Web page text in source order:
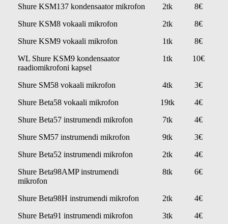
Shure KSM137 kondensaator mikrofon 2tk
8€
Shure KSM8 vokaali mikrofon
2tk
8€
Shure KSM9 vokaali mikrofon
1tk
8€
WL Shure KSM9 kondensaator
raadiomikrofoni kapsel
1tk 10€
Shure SM58 vokaali mikrofon 4tk
3€
Shure Beta58 vokaali mikrofon
19tk
4€
Shure Beta57 instrumendi mikrofon
7tk
4€
Shure SM57 instrumendi mikrofon
9tk
3€
Shure Beta52 instrumendi mikrofon
2tk
4€
Shure Beta98AMP instrumendi
mikrofon
8tk 6€
Shure Beta98H instrumendi mikrofon 2tk
4€
Shure Beta91 instrumendi mikrofon
3tk
4€